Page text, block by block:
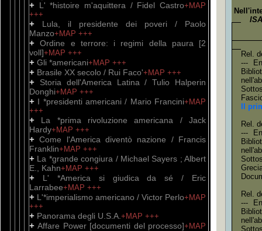
+ L' *histoire m'aquittera / Fidel Castro+MAP
+++
+ Lula, il presidente dei poveri / Paolo
Manzo+MAP +++
+Ordine e terrore: i regimi della paura [2
voll]+MAP +++
+ Gli *americani+MAP +++
+ Brasile XX secolo / Rui Faco'+MAP +++
+
Storia dell'America Latina / Tulio Halperin
Donghi+MAP +++
+ I *presidenti americani / Mario Francini+MAP
+++
+ La *prima rivoluzione americana / Jack
Hardy+MAP +++
+Come l'America diventò nazione / Francis
Franklin+MAP +++
+ La *grande congiura / Michael Sayers ; Albert
E., Kahn+MAP +++
+
L' *America si giudica da sé / Eric
Larrabee+MAP +++
+ L'*imperialismo americano / Victor Perlo+MAP
+++
+ Panorama degli U.S.A. +MAP +++
+Affare Power [documenti del processo]+MAP
Rel.
---
Il
Rel.
---
Rel.
---